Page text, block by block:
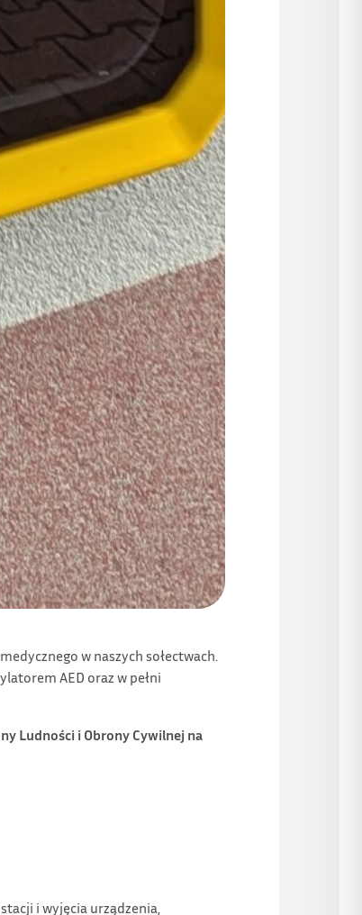
w naszych sołectwach.
AED oraz w pełni
Ludności i Obrony Cywilnej na
i wyjęcia urządzenia,